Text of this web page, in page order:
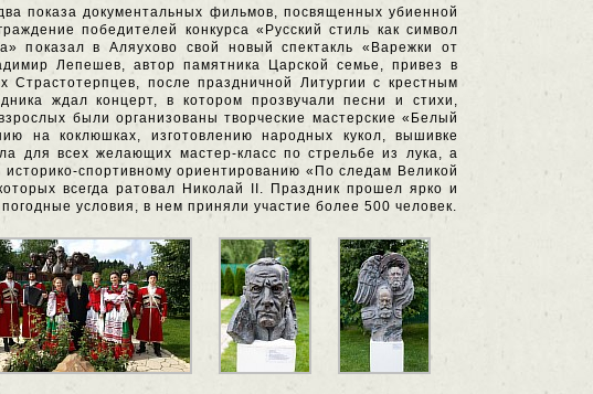
показа документальных фильмов, посвященных убиенной
победителей конкурса «Русский стиль как символ
показал в Аляухово свой новый спектакль «Варежки от
Лепешев, автор памятника Царской семье, привез в
после праздничной Литургии с крестным
ждал концерт, в котором прозвучали песни и стихи,
были организованы творческие мастерские «Белый
на коклюшках, изготовлению народных кукол, вышивке
для всех желающих мастер-класс по стрельбе из лука, а
спортивному ориентированию «По следам Великой
всегда ратовал Николай II. Праздник прошел ярко и
условия, в нем приняли участие более 500 человек.